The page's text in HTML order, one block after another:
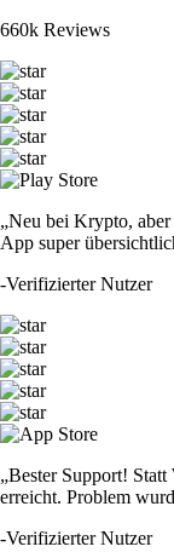
660k Reviews
„Neu bei Krypto,
App super
-Verifizierter Nutzer
„Bester Support!
erreicht. Problem
-Verifizierter Nutzer